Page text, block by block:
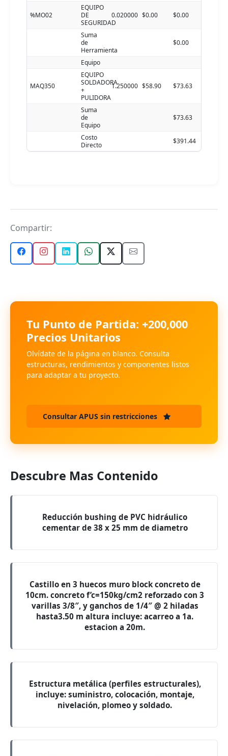
%MO02
EQUIPO
DE
SEGURIDAD
0.020000 $0.00 $0.00
Suma
de
Herramienta
$0.00
Equipo
MAQ350
EQUIPO
SOLDADORA
+
PULIDORA
1.250000 $58.90 $73.63
Suma
de
Equipo
$73.63
Costo
Directo
$391.44
Compartir:
Tu Punto de Partida: +200,000
Precios Unitarios
Olvídate de la página en blanco. Consulta
estructuras, rendimientos y componentes listos
para adaptar a tu proyecto.
Consultar APUS sin restricciones
Descubre Mas Contenido
Reducción bushing de PVC hidráulico
cementar de 38 x 25 mm de diametro
Castillo en 3 huecos muro block concreto de
10cm. concreto f’c=150kg/cm2 reforzado con 3
varillas 3/8″, y ganchos de 1/4″ @ 2 hiladas
hasta3.50 m altura incluye: acarreo a 1a.
estacion a 20m.
Estructura metálica (perfiles estructurales),
incluye: suministro, colocación, montaje,
nivelación, plomeo y soldado.